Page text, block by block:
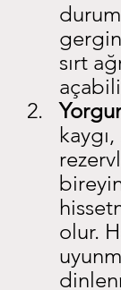
sırt
olur.